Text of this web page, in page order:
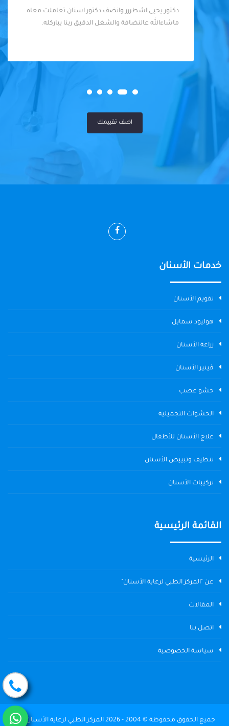
دكتور يحيى اشطررر وانضف دكتور اسنان تعاملت معاه
ماشاءالله عالنضافة والشغل الدقيق ربنا يباركله.
اضف تقييمك
خدمات الأسنان
تقويم الأسنان
هوليود سمايل
زراعة الأسنان
ڤينير الأسنان
حشو عصب
الحشوات التجميلية
علاج الأسنان للأطفال
تنظيف وتبييض الأسنان
تركيبات الأسنان
القائمة الرئيسية
الرئيسية
عن "المركز الطبي لرعاية الأسنان"
المقالات
اتصل بنا
سياسة الخصوصية
جميع الحقوق محفوظة © 2004 - 2026 المركز الطبي لرعاية الأسنان The